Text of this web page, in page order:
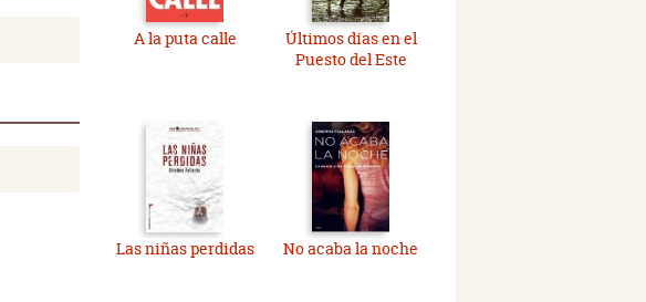
A la puta calle
Últimos días en el
Puesto del Este
Las niñas perdidas No acaba la noche